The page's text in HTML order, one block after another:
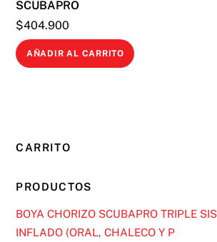
SCUBAPRO
$404.900
AÑADIR AL CARRITO
CARRITO
PRODUCTOS
BOYA CHORIZO SCUBAPRO TRIPLE
INFLADO (ORAL, CHALECO Y P